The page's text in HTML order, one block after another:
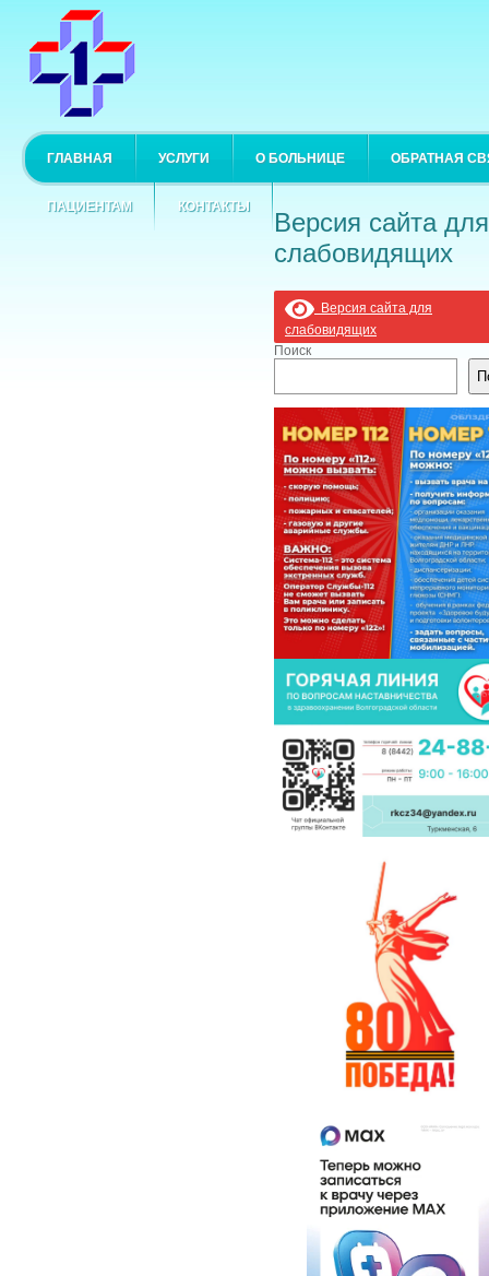
ГЛАВНАЯ УСЛУГИ О БОЛЬНИЦЕ ОБРАТНАЯ
ПАЦИЕНТАМ КОНТАКТЫ
Версия сайта для
слабовидящих
Версия сайта для
слабовидящих
Поиск